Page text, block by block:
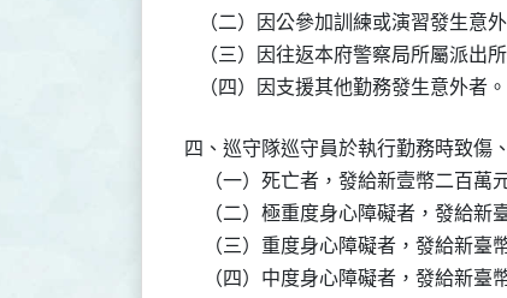
（二）因公參加訓練或演習發生意外
（三）因往返本府警察局所屬派出
   （四）因支援其他勤務發生意外者。
四、巡守隊巡守員於執行勤務時致傷
（一）死亡者，發給新壹幣二百萬
（二）極重度身心障礙者，發給新
（三）重度身心障礙者，發給新臺
（四）中度身心障礙者，發給新臺